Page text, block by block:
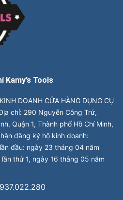
Kamy’s Tools
DOANH CỬA HÀNG DỤNG CỤ
chỉ: 290 Nguyễn Công Trứ,
Quận 1, Thành phố Hồ Chí Minh,
đăng ký hộ kinh doanh:
đầu: ngày 23 tháng 04 năm
thứ 1, ngày 16 tháng 05 năm